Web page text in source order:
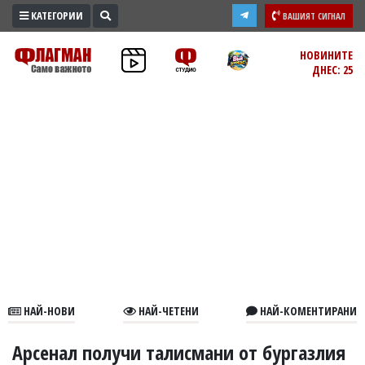
ПРОМО
ЗОНА
КАТЕГОРИИ ВАШИЯТ СИГНАЛ
НОВИНИТЕ
ДНЕС: 25
НАЙ-НОВИ НАЙ-ЧЕТЕНИ НАЙ-КОМЕНТИРАНИ
Арсенал получи талисмани от бургазлия